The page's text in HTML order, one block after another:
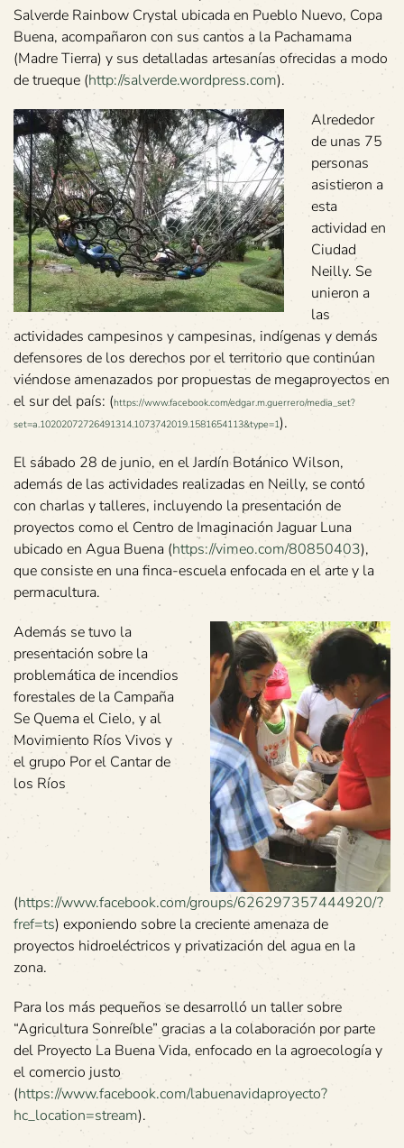
Salverde Rainbow Crystal ubicada en Pueblo Nuevo, Copa
Buena, acompañaron con sus cantos a la Pachamama
(Madre Tierra) y sus detalladas artesanías ofrecidas a modo
de trueque (http://salverde.wordpress.com).
Alrededor
de unas 75
personas
asistieron a
esta
actividad en
Ciudad
Neilly. Se
unieron a
las
actividades campesinos y campesinas, indígenas y demás
defensores de los derechos por el territorio que continúan
viéndose amenazados por propuestas de megaproyectos en
el sur del país: (https://www.facebook.com/edgar.m.guerrero/media_set?
set=a.10202072726491314.1073742019.1581654113&type=1).
El sábado 28 de junio, en el Jardín Botánico Wilson,
además de las actividades realizadas en Neilly, se contó
con charlas y talleres, incluyendo la presentación de
proyectos como el Centro de Imaginación Jaguar Luna
ubicado en Agua Buena (https://vimeo.com/80850403),
que consiste en una finca-escuela enfocada en el arte y la
permacultura.
Además se tuvo la
presentación sobre la
problemática de incendios
forestales de la Campaña
Se Quema el Cielo, y al
Movimiento Ríos Vivos y
el grupo Por el Cantar de
los Ríos
(https://www.facebook.com/groups/626297357444920/?
fref=ts) exponiendo sobre la creciente amenaza de
proyectos hidroeléctricos y privatización del agua en la
zona.
Para los más pequeños se desarrolló un taller sobre
“Agricultura Sonreíble” gracias a la colaboración por parte
del Proyecto La Buena Vida, enfocado en la agroecología y
el comercio justo
(https://www.facebook.com/labuenavidaproyecto?
hc_location=stream).